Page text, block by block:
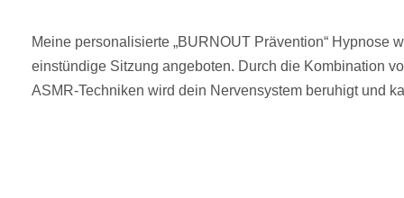
Meine personalisierte „BURNOUT Prävention“ Hypnose
einstündige Sitzung angeboten. Durch die Kombination
ASMR-Techniken wird dein Nervensystem beruhigt und